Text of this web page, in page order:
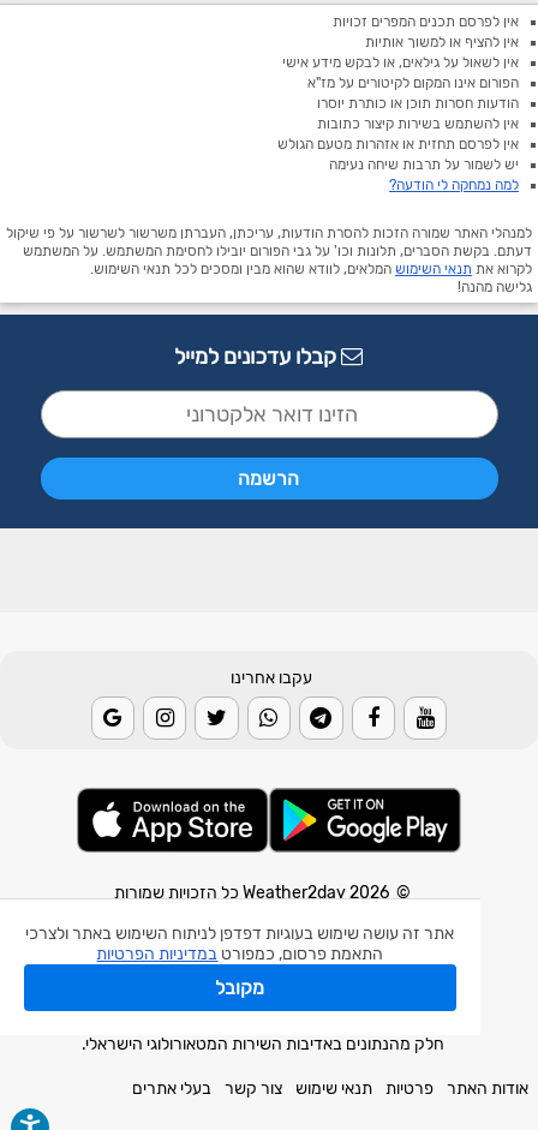
אתר זה עושה שימוש בעוגיות דפדפן לניתוח השימוש באתר ולצרכי
התאמת פרסום, כמפורט במדיניות הפרטיות
מקובל
אין לפרסם תכנים המפרים זכויות
אין להציף או למשוך אותיות
אין לשאול על גילאים, או לבקש מידע אישי
הפורום אינו המקום לקיטורים על מז"א
הודעות חסרות תוכן או כותרת יוסרו
אין להשתמש בשירות קיצור כתובות
אין לפרסם תחזית או אזהרות מטעם הגולש
יש לשמור על תרבות שיחה נעימה
למה נמחקה לי הודעה?
למנהלי האתר שמורה הזכות להסרת הודעות, עריכתן, העברתן משרשור לשרשור על פי שיקול
דעתם. בקשת הסברים, תלונות וכו' על גבי הפורום יובילו לחסימת המשתמש. על המשתמש
לקרוא את תנאי השימוש המלאים, לוודא שהוא מבין ומסכים לכל תנאי השימוש.
גלישה מהנה!
קבלו עדכונים למייל
עקבו אחרינו
© 2026 Weather2day כל הזכויות שמורות
אפליקצית מזג אוויר
אפליקצית רעידת אדמה
אפליקצית מכ"ם גשם
חלק מהנתונים באדיבות השירות המטאורולוגי הישראלי.
אודות האתר פרטיות תנאי שימוש צור קשר בעלי אתרים